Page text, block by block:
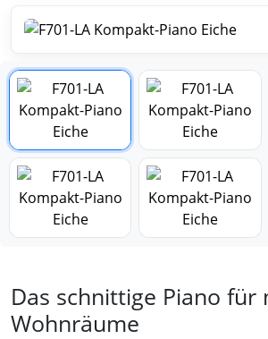
Das schnittige Piano für
Wohnräume